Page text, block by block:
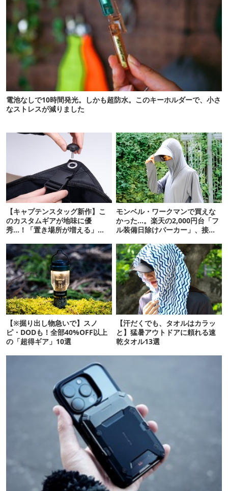
電池なしで10時間発光。しかも超防水。このキーホルダーで、小さ
なストレスが減りました
【キャプテンスタッグ新作】こ
のカスタムギアが地味に優
秀…！「置き場所が増える」
モンベル・ワークマンで買えな
かった…。楽天の2,000円台「フ
ル装備日除けパーカー」、接触
【※掘り出し物急いで】スノ
ピ・DODも！全部40%OFF以上
の「超得ギア」10選
【汗だくでも、タオルはカラッ
と】猛暑アウトドアに頼れる速
乾タオル13選